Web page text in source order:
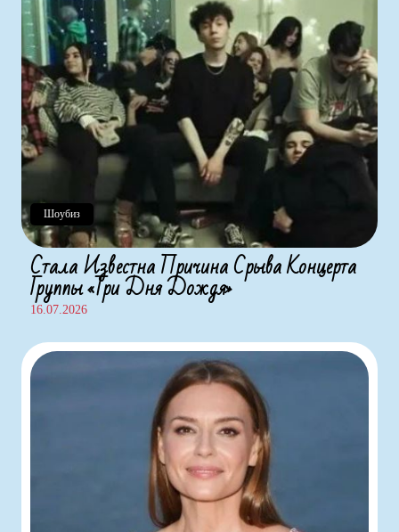
Шоубиз
Стала Известна Причина Срыва Концерта
Группы «Три Дня Дождя»
16.07.2026